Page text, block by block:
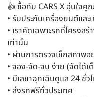
👍 ซื้อกับ CARS X อุ่นใจคู
• รับประกันเครื่องยนต์แล
• เราคัดเฉพาะรถที่โครง
เท่านั้น
• ผ่านการตรวจเช็กสภาพ
• จอง-จัด-จบ ง่าย (จัดได้เ
• มีเลขาฉุกเฉินดูแล 24 ชั่ว
• ส่งรถฟรีทั่วประเทศ